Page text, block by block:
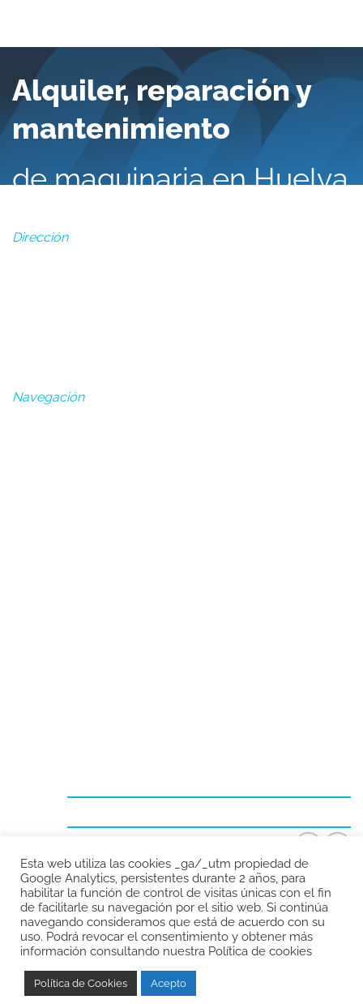
Alquiler, reparación y
mantenimiento
de maquinaria en Huelva
Dirección
Navegación
Política de privacidad-Política de Cookies - Aviso Legal
- Copyright 2025.
Esta web utiliza las cookies _ga/_utm propiedad de
Google Analytics, persistentes durante 2 años, para
habilitar la función de control de visitas únicas con el fin
de facilitarle su navegación por el sitio web. Si continúa
navegando consideramos que está de acuerdo con su
uso. Podrá revocar el consentimiento y obtener más
información consultando nuestra Política de cookies
Política de Cookies Acepto